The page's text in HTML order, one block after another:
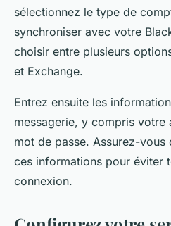
sélectionnez le type de
synchroniser avec votre
choisir entre plusieurs
et Exchange.
Entrez ensuite les
messagerie, y compris votre
mot de passe. Assurez-vous
ces informations pour éviter
connexion.